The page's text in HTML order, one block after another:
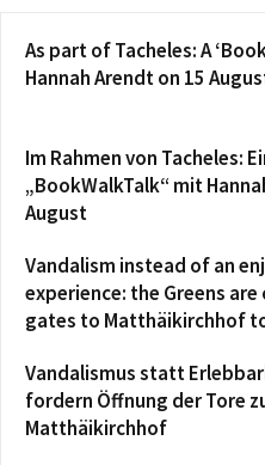
As part of Tacheles: A
Hannah Arendt on 15
Im Rahmen von Tacheles:
„BookWalkTalk“ mit
August
Vandalism instead of an
experience: the Greens
gates to Matthäikirchhof
Vandalismus statt
fordern Öffnung der Tore
Matthäikirchhof